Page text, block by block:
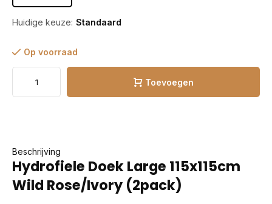
Huidige keuze: Standaard
Op voorraad
Toevoegen
Beschrijving
Hydrofiele Doek Large 115x115cm
Wild Rose/Ivory (2pack)